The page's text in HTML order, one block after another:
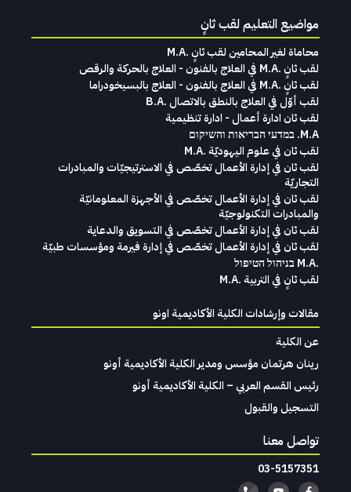
مواضيع التعليم لقب ثانٍ
محاماة‭ ‬لغير‭ ‬المحامين لقب‭ ‬ثانٍ .‭ ‬M.A
لقب ثانٍ .M.A في العلاج بالفنون - العلاج بالحركة والرقص
لقب ثانٍ .M.A في العلاج بالفنون - العلاج بالبسيخودراما
لقب أوّل في العلاج بالنطق بالاتصال .B.A
لقب ثان ادارة أعمال - ادارة تنظيمية
M.A. במדעי הבריאות והשיקום
لقب ثان في علوم اليهوديّة .M.A
لقب ثان في إدارة الأعمال تخصّص في الاسترتيجيّات والمبادرات
التجاريّة
لقب ثان في إدارة الأعمال تخصّص في الأجهزة المعلومانيّة
والمبادرات التكنولوجيّة
لقب ثان في إدارة الأعمال تخصّص في التسويق والدعاية
لقب ثان في إدارة الأعمال تخصّص في إدارة فيرمة ومؤسسات طبيّة
.M.A בניהול הטיפול
لقب ثانٍ في التربية .M.A
مقالات وإرشادات الكلية الأكاديمية اونو
عن الكلية
رينان هرتمان مؤسس ومدير الكلية الأكاديمية أونو
رئيس القسم العربي – الكلية الأكاديمية أونو
التسجيل والقبول
تواصل معنا
03-5157351